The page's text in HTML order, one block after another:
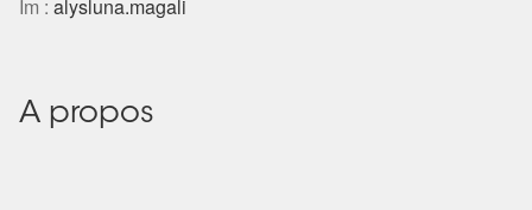
Harmonisation des lieux
Im : alysluna.magali
A propos